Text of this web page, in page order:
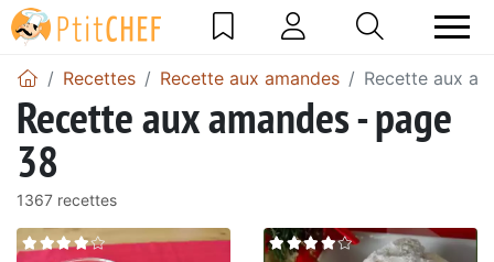
Recettes Recette aux amandes Recette aux
Recette aux amandes - page
38
1367 recettes